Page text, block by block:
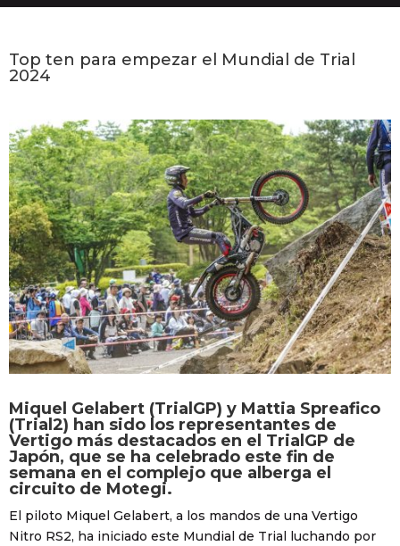
Top ten para empezar el Mundial de Trial
2024
Miquel Gelabert (TrialGP) y Mattia Spreafico
(Trial2) han sido los representantes de
Vertigo más destacados en el TrialGP de
Japón, que se ha celebrado este fin de
semana en el complejo que alberga el
circuito de Motegi.
El piloto Miquel Gelabert, a los mandos de una Vertigo
Nitro RS2, ha iniciado este Mundial de Trial luchando por